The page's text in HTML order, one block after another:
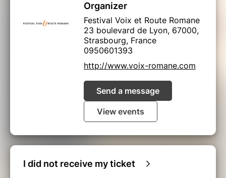
Organizer
Festival Voix et Route Romane
23 boulevard de Lyon, 67000,
Strasbourg, France
0950601393
http://www.voix-romane.com
Send a message
View events
I did not receive my ticket